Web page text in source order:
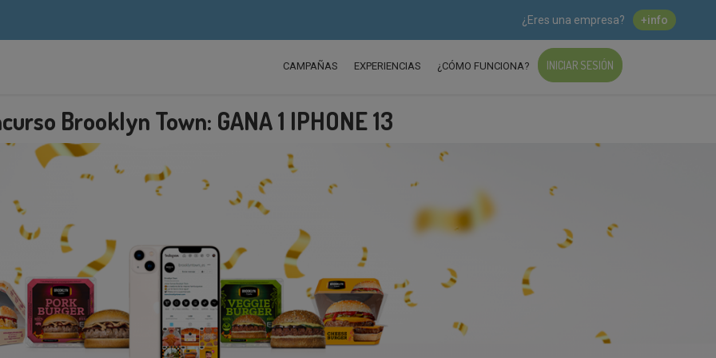
¿Eres una empresa? +info
CAMPAÑAS EXPERIENCIAS ¿CÓMO FUNCIONA? INICIAR SESIÓN
Brooklyn Town: GANA 1 IPHONE 13